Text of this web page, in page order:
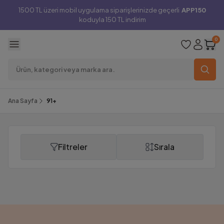
1500 TL üzeri mobil uygulama siparişlerinizde geçerli APP150
koduyla 150 TL indirim
0
Ana Sayfa 91+
Filtreler Sırala